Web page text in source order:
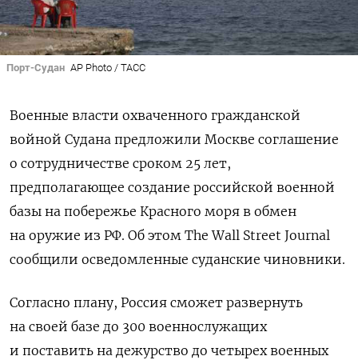
Порт-Судан AP Photo / ТАСС
Военные власти охваченного гражданской
войной Судана предложили Москве соглашение
о сотрудничестве сроком 25 лет,
предполагающее создание российской военной
базы на побережье Красного моря в обмен
на оружие из РФ. Об этом The Wall Street Journal
сообщили осведомленные суданские чиновники.
Согласно плану, Россия сможет развернуть
на своей базе до 300 военнослужащих
и поставить на дежурство до четырех военных